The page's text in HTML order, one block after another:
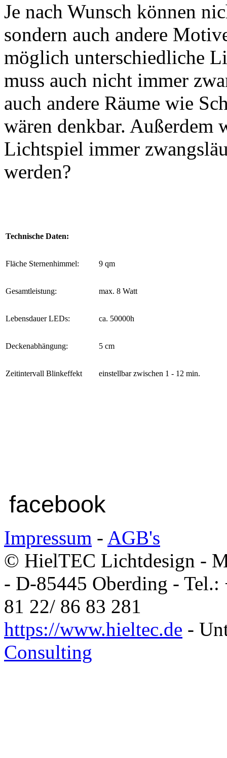
Je nach Wunsch können
sondern auch andere
möglich unterschiedliche
muss auch nicht immer
auch andere Räume wie
wären denkbar. Außerdem
Lichtspiel immer
werden?
Technische Daten:
Fläche Sternenhimmel: 9 qm
Gesamtleistung: max. 8 Watt
Lebensdauer LEDs: ca. 50000h
Deckenabhängung: 5 cm
Zeitintervall Blinkeffekt einstellbar zwischen 1 - 12 min.
facebook
Impressum - AGB's
© HielTEC Lichtdesign -
- D-85445 Oberding -
81 22/ 86 83 281
https://www.hieltec.de -
Consulting